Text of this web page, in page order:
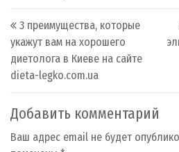
Post navigation
3 преимущества, которые
укажут вам на хорошего
диетолога в Киеве на сайте
dieta-legko.com.ua
Добавить комментарий
Ваш адрес email не будет